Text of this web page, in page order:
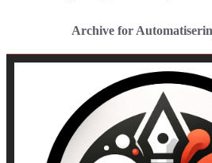
Archive for